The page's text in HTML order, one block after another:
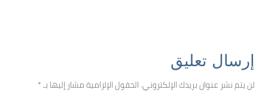
إرسال تعليق
لن يتم نشر عنوان بريدك الإلكتروني.الحقول الإلزامية مشار إليها بـ*